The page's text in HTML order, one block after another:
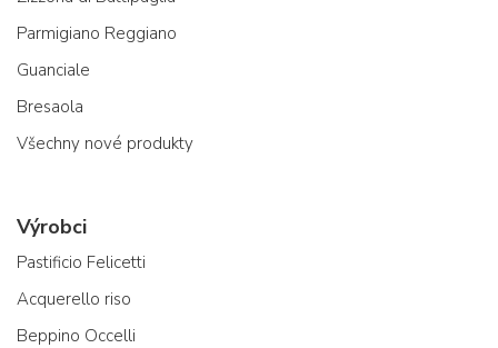
Parmigiano Reggiano
Guanciale
Bresaola
Všechny nové produkty
Výrobci
Pastificio Felicetti
Acquerello riso
Beppino Occelli